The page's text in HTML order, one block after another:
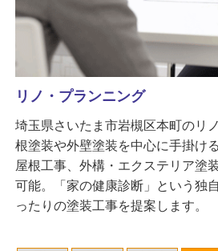
リノ・プランニング
埼玉県さいたま市岩槻区本町のリ
根塗装や外壁塗装を中心に手掛け
屋根工事、外構・エクステリア塗
可能。「家の健康診断」という独
ったりの塗装工事を提案します。